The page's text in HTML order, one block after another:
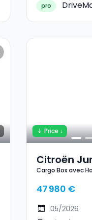
pro
Price ↓
Citroën
Box Avec
Cargo Box avec
47 980 €
05/2026